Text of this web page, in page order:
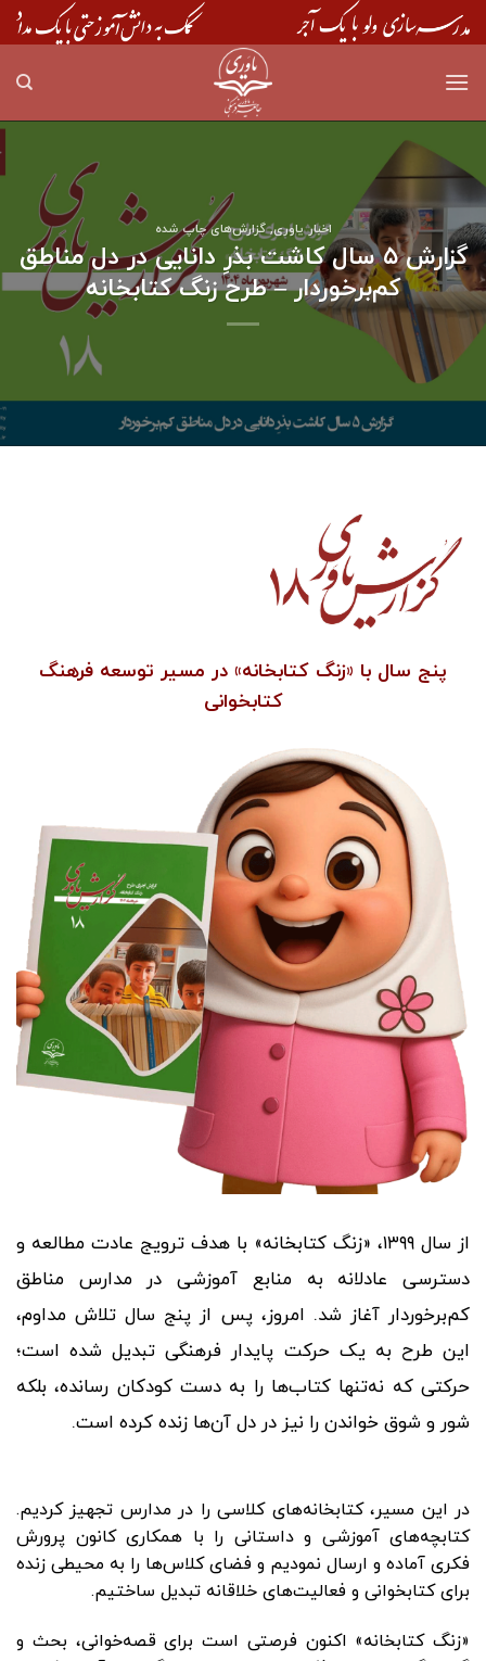
Skip
to
اخبار یاوری,گزارش‌های چاپ شده
گزارش ۵ سال کاشت بذرِ دانایی در دل مناطق
کم‌برخوردار – طرح زنگ کتابخانه
پنج سال با «زنگ کتابخانه» در مسیر توسعه فرهنگ
کتابخوانی
از سال ۱۳۹۹، «زنگ کتابخانه» با هدف ترویج عادت مطالعه و
دسترسی عادلانه به منابع آموزشی در مدارس مناطق
کم‌برخوردار آغاز شد. امروز، پس از پنج سال تلاش مداوم،
این طرح به یک حرکت پایدار فرهنگی تبدیل شده است؛
حرکتی که نه‌تنها کتاب‌ها را به دست کودکان رسانده، بلکه
شور و شوق خواندن را نیز در دل آن‌ها زنده کرده است.
در این مسیر، کتابخانه‌های کلاسی را در مدارس تجهیز کردیم.
کتابچه‌های آموزشی و داستانی را با همکاری کانون پرورش
فکری آماده و ارسال نمودیم و فضای کلاس‌ها را به محیطی زنده
برای کتابخوانی و فعالیت‌های خلاقانه تبدیل ساختیم.
«زنگ کتابخانه» اکنون فرصتی است برای قصه‌خوانی، بحث و